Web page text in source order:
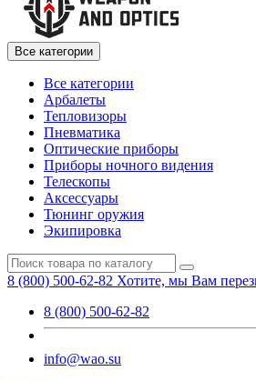
Все категории
Все категории
Арбалеты
Тепловизоры
Пневматика
Оптические приборы
Приборы ночного видения
Телескопы
Аксессуары
Тюнинг оружия
Экипировка
8 (800) 500-62-82 Хотите, мы Вам
8 (800) 500-62-82
info@wao.su